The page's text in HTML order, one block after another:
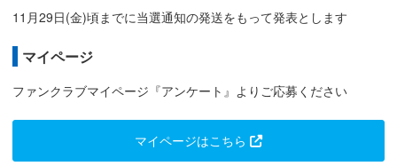
11月29日(金)頃までに当選通知の発送をもって発表とします
マイページ
ファンクラブマイページ『アンケート』よりご応募ください
マイページはこちら